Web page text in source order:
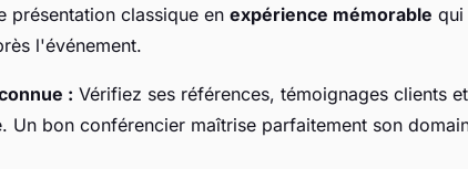
présentation classique en expérience mémorable qui
l'événement.
: Vérifiez ses références, témoignages clients
Un bon conférencier maîtrise parfaitement son